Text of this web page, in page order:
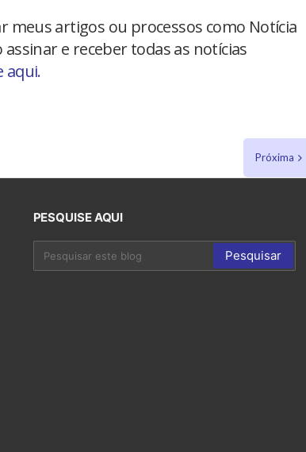
meus artigos ou processos como Notícia
assinar e receber todas as notícias
aqui.
Próxima
PESQUISE AQUI